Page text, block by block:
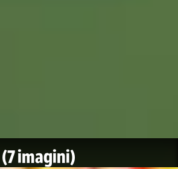
(7 imagini)